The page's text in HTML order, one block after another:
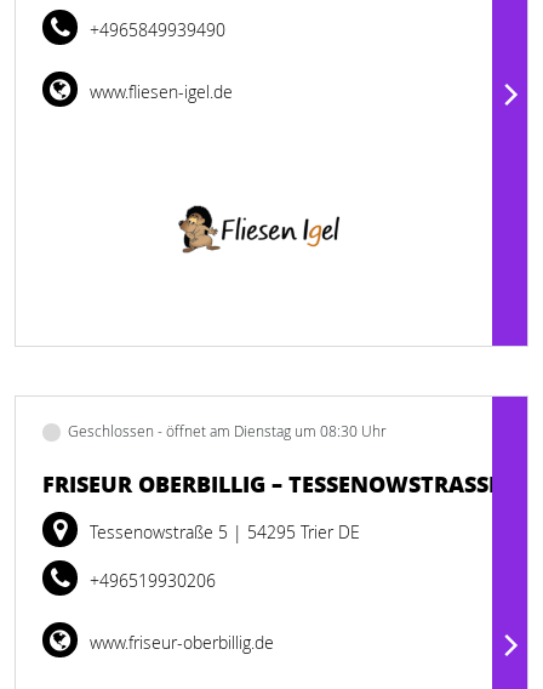
+4965849939490
www.fliesen-igel.de
Geschlossen - öffnet am Dienstag um 08:30 Uhr
FRISEUR OBERBILLIG – TESSENOWSTRASSE
Tessenowstraße 5 | 54295 Trier DE
+496519930206
www.friseur-oberbillig.de